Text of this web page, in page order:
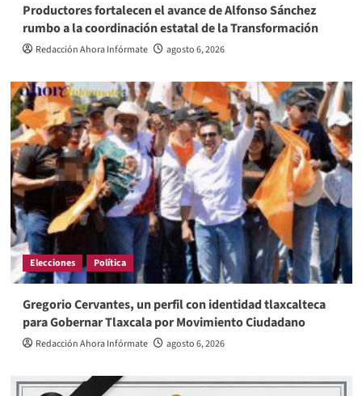
Productores fortalecen el avance de Alfonso Sánchez
rumbo a la coordinación estatal de la Transformación
Redacción Ahora Infórmate agosto 6, 2026
Elecciones Política
Gregorio Cervantes, un perfil con identidad tlaxcalteca
para Gobernar Tlaxcala por Movimiento Ciudadano
Redacción Ahora Infórmate agosto 6, 2026